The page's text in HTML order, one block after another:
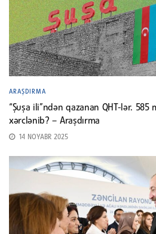
ARAŞDIRMA
“Şuşa ili”ndən qazanan QHT-lər. 585
xərclənib? – Araşdırma
14 NOYABR 2025